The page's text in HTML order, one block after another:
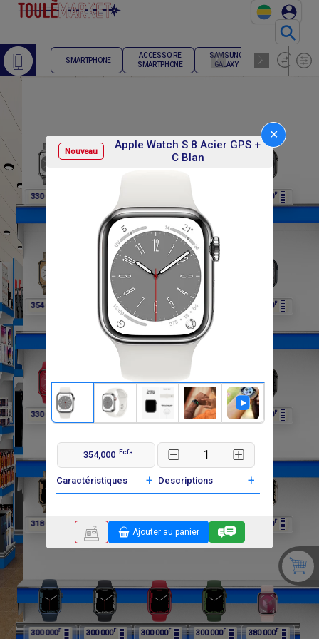
⚲
Nouveau
Apple Watch S 8 Acier GPS +
C Blan
✕
354,000 Fcfa
Caractéristiques + Descriptions +
Ajouter au panier
SMARTPHONE
ACCESSOIRE
SMARTPHONE
SAMSUNG
GALAXY
TELEPHONE
FIXE
330 000 330 000 330 000F
354 000 354 000 354 000 354 000F
330 000F 318 000F 318 000 318 000 318 000F
318 000 318 000 F F 318 000F 300 000F
300 000F 300 000F 300 000F 300 000F 380 000F